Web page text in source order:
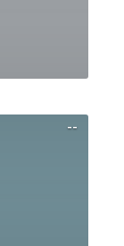
--